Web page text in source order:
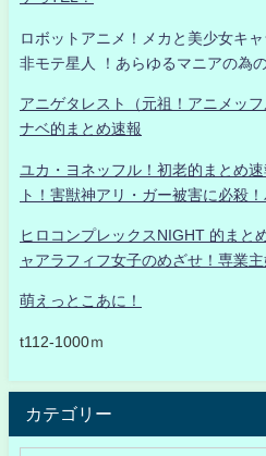
ロボットアニメ！メカと美少女キ
非モテ星人 ！あらゆるマニアの為
アニゲタレスト（元祖！アニメッ
ナベ的まとめ速報
ユカ・ヨネッフル！初老的まとめ
ト！害獣神アリ・ガー被害に必殺
ヒロコンプレックスNIGHT 的まと
ャアラフィフ女子のめざせ！専業
萌えっとこあに！
t112-1000ｍ
カテゴリー